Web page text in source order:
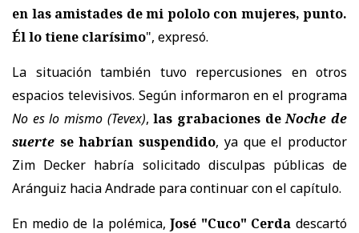
en las amistades de mi pololo con mujeres, punto.
Él lo tiene clarísimo", expresó.
La situación también tuvo repercusiones en otros
espacios televisivos. Según informaron en el programa
No es lo mismo (Tevex),las grabaciones deNoche de
suerte se habrían suspendido, ya que el productor
Zim Decker habría solicitado disculpas públicas de
Aránguiz hacia Andrade para continuar con el capítulo.
En medio de la polémica,José "Cuco" Cerda descartó